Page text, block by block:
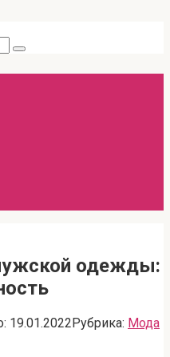
одежды:
19.01.2022Рубрика: Мода